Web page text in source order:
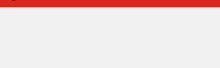
Actualités crédit professionnel